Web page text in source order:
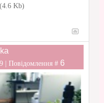
(4.6 Kb)
| Повідомлення # 6